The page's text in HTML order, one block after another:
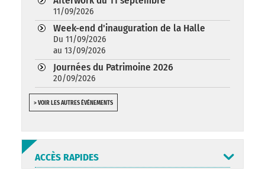
11/09/2026
Week-end d'inauguration de la Halle
Du 11/09/2026
au 13/09/2026
Journées du Patrimoine 2026
20/09/2026
> VOIR LES AUTRES ÉVÉNEMENTS
ACCÈS RAPIDES